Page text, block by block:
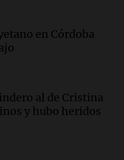
IPC nacional
en Córdoba
al de Cristina
y hubo heridos